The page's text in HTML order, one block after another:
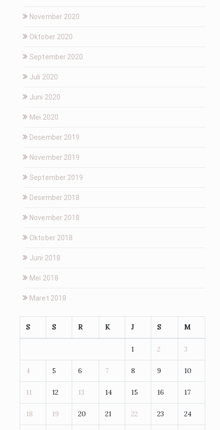
November 2020
Oktober 2020
September 2020
Juli 2020
Juni 2020
Mei 2020
Desember 2019
November 2019
September 2019
Desember 2018
November 2018
Oktober 2018
Juni 2018
Mei 2018
Maret 2018
S S R K J S M
1 2 3
4 5 6 7 8 9 10
11 12 13 14 15 16 17
18 19 20 21 22 23 24